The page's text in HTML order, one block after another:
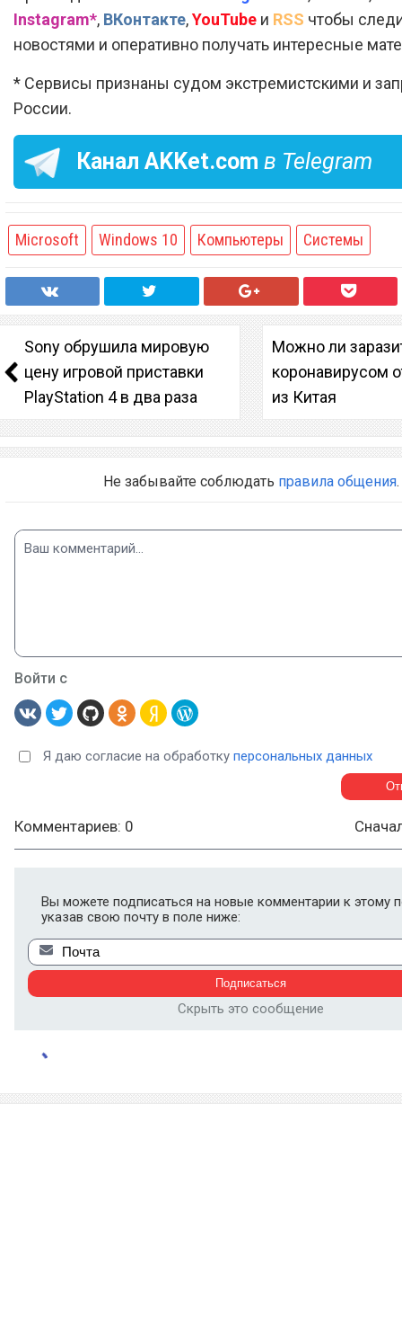
Instagram*, ВКонтакте,YouTube и RSS чтобы
новостями и оперативно получать интересные
* Сервисы признаны судом экстремистскими и
России.
Канал AKKet.com в Telegram
Microsoft Windows 10 Компьютеры Системы
Sony обрушила мировую
цену игровой приставки
PlayStation 4 в два раза
Можно ли
коронавирусом
из Китая
Не забывайте соблюдать правила общения.
Войти с
Я даю согласие на обработку персональных данных
Комментариев: 0
Вы можете подписаться на новые комментарии к этому
указав свою почту в поле ниже:
Скрыть это сообщение